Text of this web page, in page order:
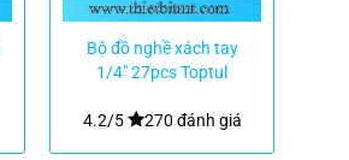
Bộ đồ nghề xách tay
1/4″ 27pcs Toptul
4.2/5
270 đánh giá